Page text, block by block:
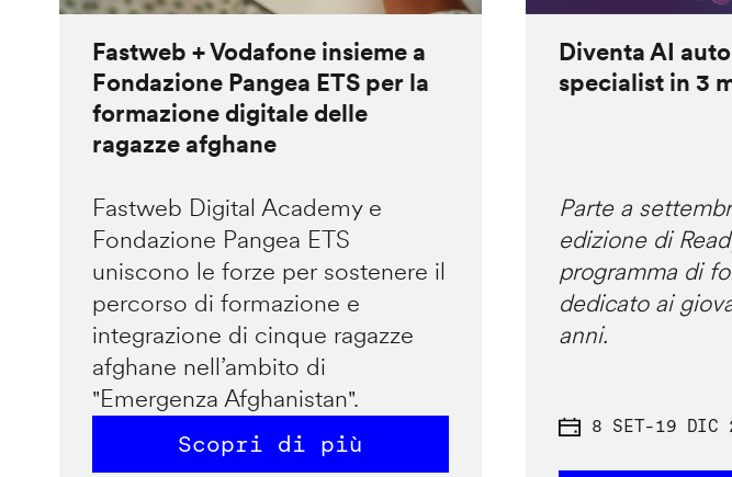
Fastweb + Vodafone insieme a
Fondazione Pangea ETS per la
formazione digitale delle
ragazze afghane
Fastweb Digital Academy e
Fondazione Pangea ETS
uniscono le forze per sostenere il
percorso di formazione e
integrazione di cinque ragazze
afghane nell’ambito di
"Emergenza Afghanistan".
Scopri di più
Diventa AI
specialist in 3
Parte a
edizione di
programma di
dedicato ai
anni.
8 SET-19 DIC